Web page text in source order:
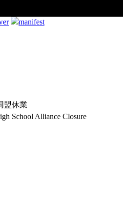
manifest
盟休業
School Alliance Closure